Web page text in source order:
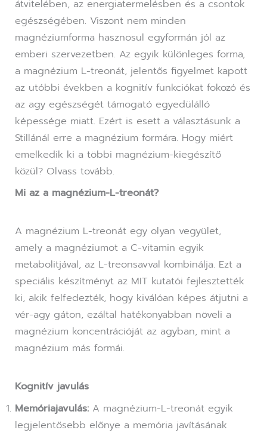
átvitelében, az energiatermelésben és a csontok
egészségében. Viszont nem minden
magnéziumforma hasznosul egyformán jól az
emberi szervezetben. Az egyik különleges forma,
a magnézium L-treonát, jelentős figyelmet kapott
az utóbbi években a kognitív funkciókat fokozó és
az agy egészségét támogató egyedülálló
képessége miatt. Ezért is esett a választásunk a
Stillánál erre a magnézium formára. Hogy miért
emelkedik ki a többi magnézium-kiegészítő
közül? Olvass tovább.
Mi az a magnézium-L-treonát?
A magnézium L-treonát egy olyan vegyület,
amely a magnéziumot a C-vitamin egyik
metabolitjával, az L-treonsavval kombinálja. Ezt a
speciális készítményt az MIT kutatói fejlesztették
ki, akik felfedezték, hogy kiválóan képes átjutni a
vér-agy gáton, ezáltal hatékonyabban növeli a
magnézium koncentrációját az agyban, mint a
magnézium más formái.
Kognitív javulás
Memóriajavulás: A magnézium-L-treonát egyik
legjelentősebb előnye a memória javításának